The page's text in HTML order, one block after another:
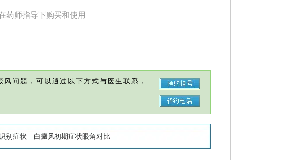
药师指导下购买和使用
问题，可以通过以下方式与医生联系，
别症状 白癜风初期症状眼角对比